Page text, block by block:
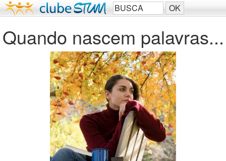
Quando nascem palavras...